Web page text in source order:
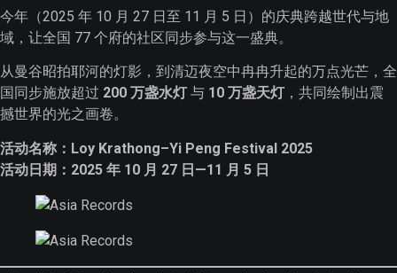
今年（2025 年 10 月 27 日至 11 月 5 日）的庆典跨越世代与地
域，让全国 77 个府的社区同步参与这一盛典。
从曼谷昭拍耶河的灯影，到清迈夜空中冉冉升起的万点光芒，全
国同步施放超过 200 万盏水灯与 10 万盏天灯，共同绘制出震
撼世界的光之画卷。
活动名称：Loy Krathong–Yi Peng Festival 2025
活动日期：2025 年 10 月 27 日—11 月 5 日